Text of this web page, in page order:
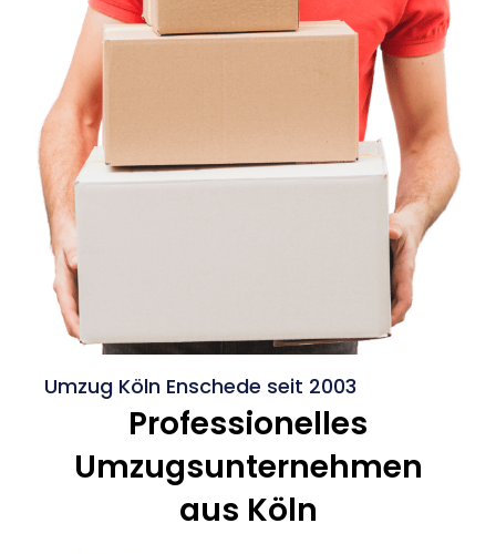
Umzug Köln Enschede seit 2003
Professionelles
Umzugsunternehmen
aus Köln